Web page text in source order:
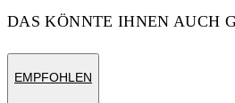
DAS KÖNNTE IHNEN AUCH
EMPFOHLEN